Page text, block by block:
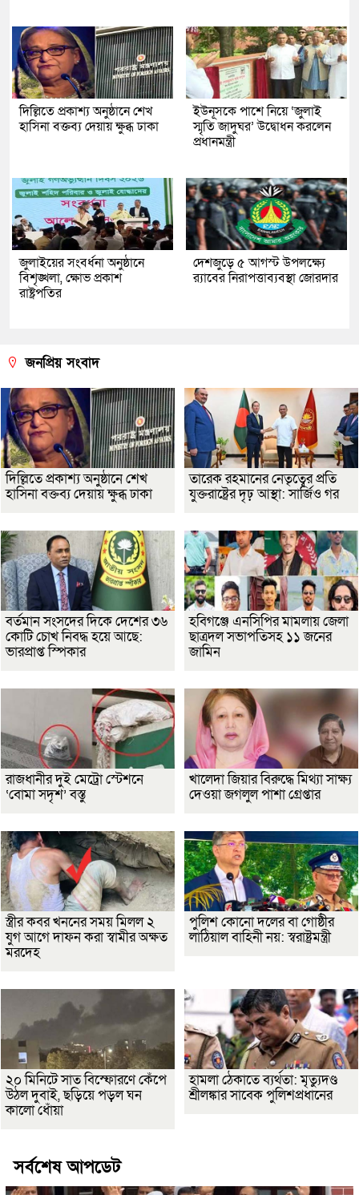
দিল্লিতে প্রকাশ্য অনুষ্ঠানে শেখ
হাসিনা বক্তব্য দেয়ায় ক্ষুব্ধ ঢাকা
ইউনূসকে পাশে নিয়ে ‘জুলাই
স্মৃতি জাদুঘর’ উদ্বোধন করলেন
প্রধানমন্ত্রী
জুলাইয়ের সংবর্ধনা অনুষ্ঠানে
বিশৃঙ্খলা, ক্ষোভ প্রকাশ
রাষ্ট্রপতির
দেশজুড়ে ৫ আগস্ট উপলক্ষ্যে
র‌্যাবের নিরাপত্তাব্যবস্থা জোরদার
জনপ্রিয় সংবাদ
দিল্লিতে প্রকাশ্য অনুষ্ঠানে শেখ
হাসিনা বক্তব্য দেয়ায় ক্ষুব্ধ ঢাকা
তারেক রহমানের নেতৃত্বের প্রতি
যুক্তরাষ্ট্রের দৃঢ় আস্থা: সার্জিও গর
বর্তমান সংসদের দিকে দেশের ৩৬
কোটি চোখ নিবদ্ধ হয়ে আছে:
ভারপ্রাপ্ত স্পিকার
হবিগঞ্জে এনসিপির মামলায় জেলা
ছাত্রদল সভাপতিসহ ১১ জনের
জামিন
রাজধানীর দুই মেট্রো স্টেশনে
‘বোমা সদৃশ’ বস্তু
খালেদা জিয়ার বিরুদ্ধে মিথ্যা সাক্ষ্য
দেওয়া জগলুল পাশা গ্রেপ্তার
স্ত্রীর কবর খননের সময় মিলল ২
যুগ আগে দাফন করা স্বামীর অক্ষত
মরদেহ
পুলিশ কোনো দলের বা গোষ্ঠীর
লাঠিয়াল বাহিনী নয়: স্বরাষ্ট্রমন্ত্রী
২০ মিনিটে সাত বিস্ফোরণে কেঁপে
উঠল দুবাই, ছড়িয়ে পড়ল ঘন
কালো ধোঁয়া
হামলা ঠেকাতে ব্যর্থতা: মৃত্যুদণ্ড
শ্রীলঙ্কার সাবেক পুলিশপ্রধানের
সর্বশেষ আপডেট